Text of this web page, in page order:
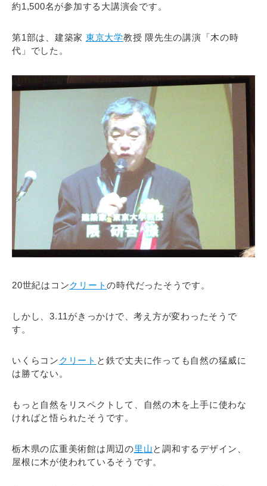
約1,500名が参加する大講演会です。
第1部は、建築家 東京大学教授 隈先生の講演「木の時
代」でした。
20世紀はコンクリートの時代だったそうです。
しかし、3.11がきっかけで、考え方が変わったそうで
す。
いくらコンクリート と鉄で丈夫に作っても自然の猛威に
は勝てない。
もっと自然をリスペクトして、自然の木を上手に使わな
ければと悟られたそうです。
栃木県の広重美術館は周辺の里山と調和するデザイン、
屋根に木が使われているそうです。